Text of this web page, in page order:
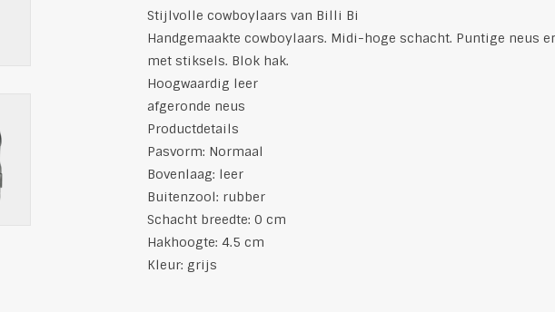
Stijlvolle cowboylaars van Billi Bi
Handgemaakte cowboylaars. Midi-hoge schacht. Puntige neus
met stiksels. Blok hak.
Hoogwaardig leer
afgeronde neus
Productdetails
Pasvorm: Normaal
Bovenlaag: leer
Buitenzool: rubber
Schacht breedte: 0 cm
Hakhoogte: 4.5 cm
Kleur: grijs